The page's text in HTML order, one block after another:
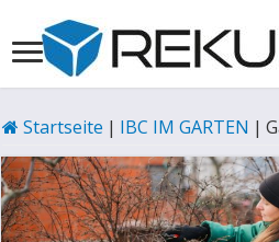
Startseite | IBC IM GARTEN |